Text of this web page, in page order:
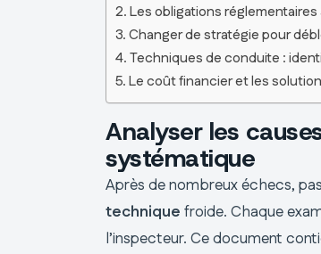
Les obligations
Changer de stratégie pour
Techniques de conduite :
Le coût financier et les
Analyser les
systématique
Après de nombreux échecs,
technique froide. Chaque
l’inspecteur. Ce document